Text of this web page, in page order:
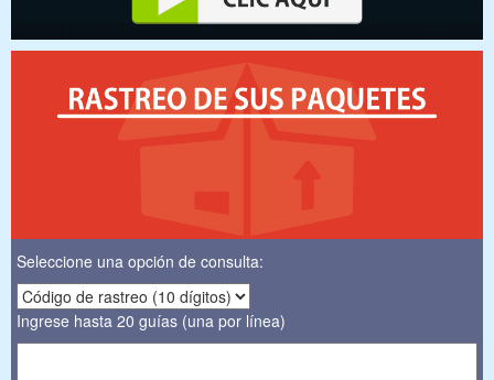
Seleccione una opción de consulta:
Ingrese hasta 20 guías (una por línea)